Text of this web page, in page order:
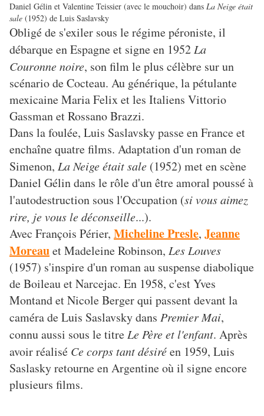
Daniel Gélin et Valentine Teissier (avec le mouchoir) dans La Neige était
sale (1952) de Luis Saslavsky
Obligé de s'exiler sous le régime péroniste, il
débarque en Espagne et signe en 1952 La
Couronne noire, son film le plus célèbre sur un
scénario de Cocteau. Au générique, la pétulante
mexicaine Maria Felix et les Italiens Vittorio
Gassman et Rossano Brazzi.
Dans la foulée, Luis Saslavsky passe en France et
enchaîne quatre films. Adaptation d'un roman de
Simenon, La Neige était sale (1952) met en scène
Daniel Gélin dans le rôle d'un être amoral poussé à
l'autodestruction sous l'Occupation (si vous aimez
rire, je vous le déconseille...).
Avec François Périer, Micheline Presle, Jeanne
Moreauet Madeleine Robinson, Les Louves
(1957) s'inspire d'un roman au suspense diabolique
de Boileau et Narcejac. En 1958, c'est Yves
Montand et Nicole Berger qui passent devant la
caméra de Luis Saslavsky dans Premier Mai,
connu aussi sous le titre Le Père et l'enfant. Après
avoir réalisé Ce corps tant désiréen 1959, Luis
Saslasky retourne en Argentine où il signe encore
plusieurs films.